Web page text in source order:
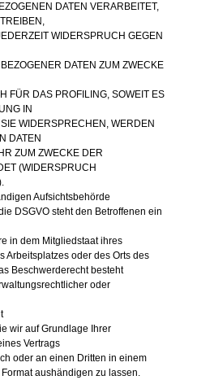
DATEN VERARBEITET,
WIDERSPRUCH GEGEN
DATEN ZUM ZWECKE
FÜR DAS PROFILING, SOWEIT ES
IN
WIDERSPRECHEN, WERDEN
DATEN
ZUM ZWECKE DER
(WIDERSPRUCH
Aufsichtsbehörde
DSGVO steht den Betroffenen ein
in dem Mitgliedstaat ihres
Arbeitsplatzes oder des Orts des
Beschwerderecht besteht
oder
wir auf Grundlage Ihrer
Vertrags
oder an einen Dritten in einem
aushändigen zu lassen.